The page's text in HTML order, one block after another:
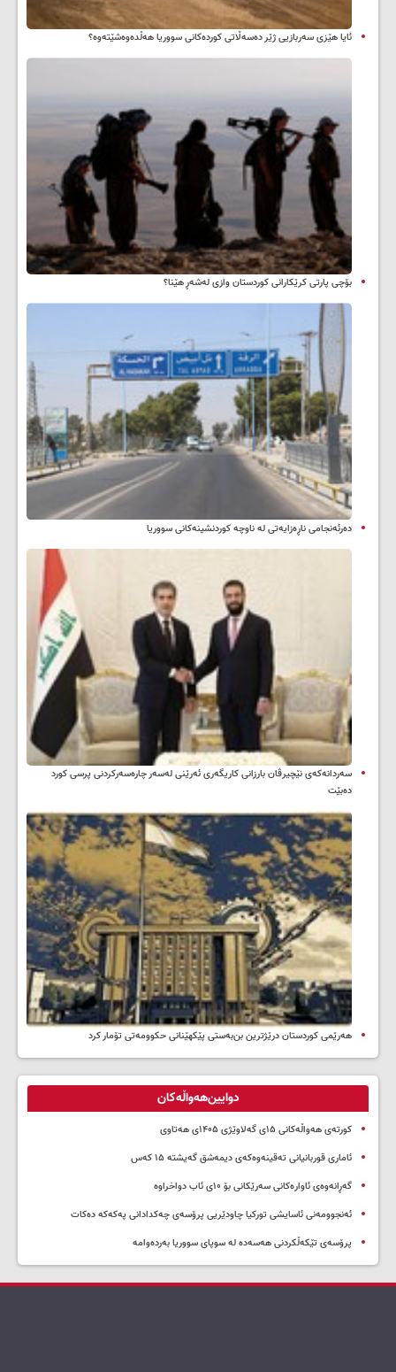
ئایا هێزی سەربازیی ژێر دەسەڵاتی کوردەکانی سووریا هەڵدەوەشێتەوە؟
بۆچی پارتی کرێکارانی کوردستان وازی لەشەڕ هێنا؟
دەرئەنجامی ناڕەزایەتی لە ناوچە کوردنشینەکانی سووریا
سه‌ردانه‌کەی نێچیرڤان بارزانی كاریگه‌ری ئه‌رێنی له‌سه‌ر چاره‌سه‌ركردنی پرسی كورد
ده‌بێت
هەرێمی کوردستان درێژترین بن‌بەستی پێکهێنانی حکوومەتی تۆمار کرد
دوایین‌هەواڵەکان
کورتەی هەواڵەکانی ۱۵ی گەلاوێژی ۱۴۰۵ی هەتاوی
ئاماری قوربانیانی تەقینەوەکەی دیمەشق گەیشتە ۱۵ کەس
گەڕانەوەی ئاوارەکانی سەرێکانی بۆ ۱۰ی ئاب دواخراوە
ئەنجوومەنی ئاسایشی تورکیا چاودێریی پرۆسەی چەکدادانی پەکەکە دەکات
پرۆسەی تێکەڵکردنی هەسەدە لە سوپای سووریا بەردەوامە